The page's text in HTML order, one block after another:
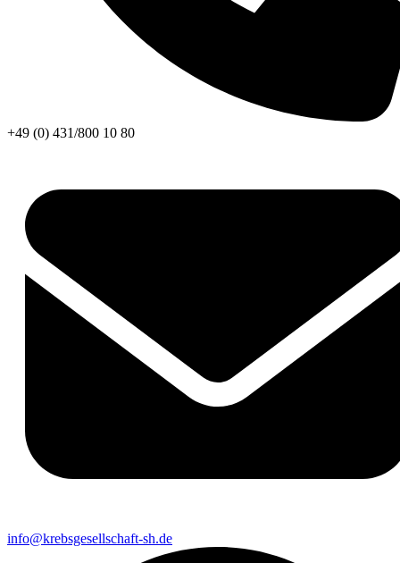
+49 (0) 431/800 10 80
info@krebsgesellschaft-sh.de